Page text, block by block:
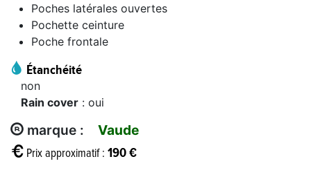
Poches latérales ouvertes
Pochette ceinture
Poche frontale
Étanchéité
non
Rain cover : oui
marque : Vaude
Prix approximatif : 190 €